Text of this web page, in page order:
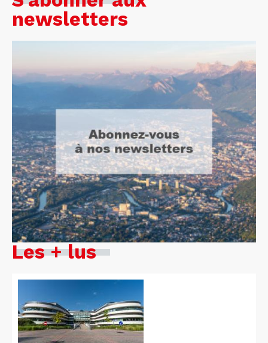
newsletters
Les + lus